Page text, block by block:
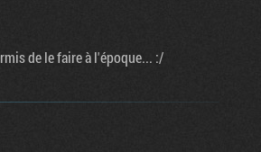
de le faire à l'époque... :/